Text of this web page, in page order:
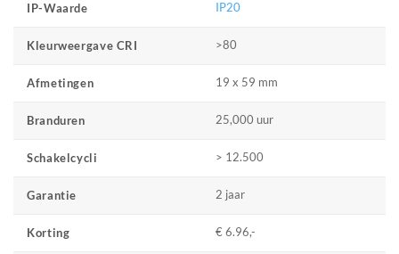
IP-Waarde IP20
Kleurweergave CRI >80
Afmetingen 19 x 59 mm
Branduren 25,000 uur
Schakelcycli > 12.500
Garantie 2 jaar
Korting € 6.96,-